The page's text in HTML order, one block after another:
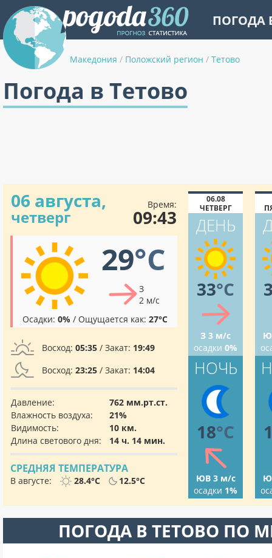
ПОГОДА
Македония / Положский регион / Тетово
Погода в Тетово
06 августа,
четверг
Время:
09:43
29°C
З
2 м/с
Осадки: 0% / Ощущается как: 27°C
Восход: 05:35 / Закат: 19:49
Восход: 23:25 / Закат: 14:04
Давление:
762 мм.рт.ст.
Влажность воздуха:
21%
Видимость:
10 км.
Длина светового дня:
14 ч. 14 мин.
СРЕДНЯЯ ТЕМПЕРАТУРА
В августе: 28.4°C 12.5°C
06.08
ЧЕТВЕРГ
ДЕНЬ
33°C
З 3 м/с
осадки 0%
НОЧЬ
18°C
ЮВ 3 м/с
осадки 1%
ПОГОДА В ТЕТОВО ПО